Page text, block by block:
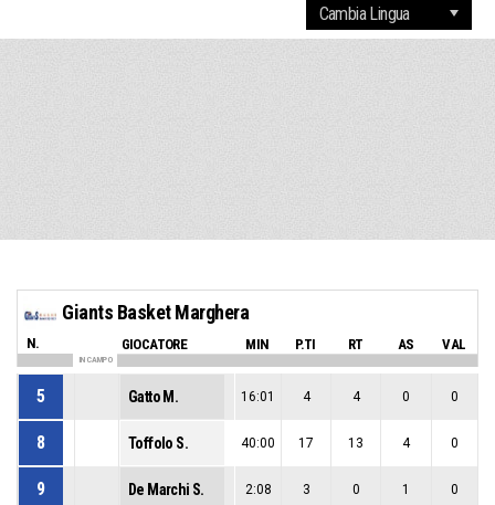
Giants Basket Marghera
N. GIOCATORE MIN P.TI RT AS VAL
IN CAMPO
5 Gatto M. 16:01 4 4 0 0
8 Toffolo S. 40:00 17 13 4 0
9 De Marchi S. 2:08 3 0 1 0